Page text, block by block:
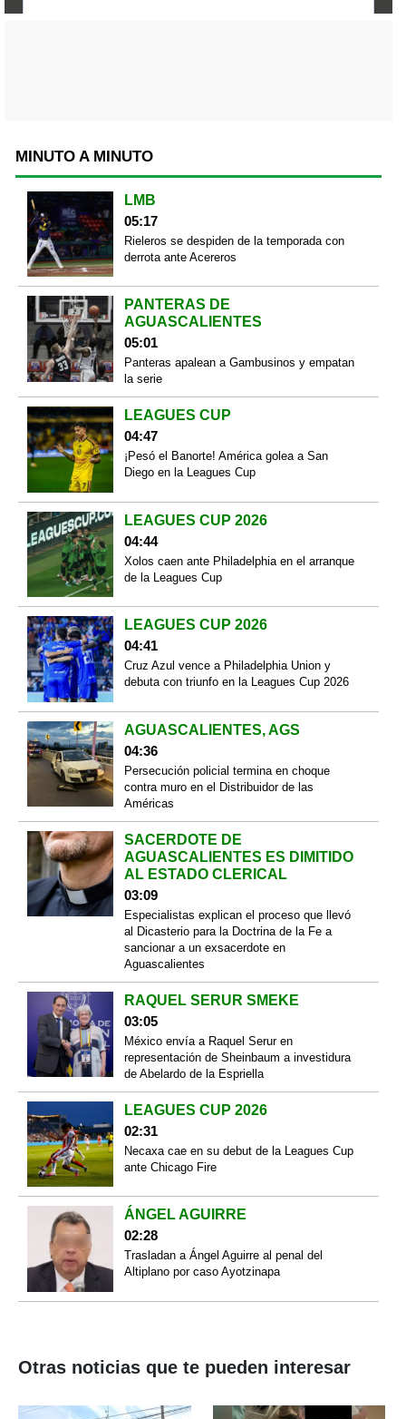
MINUTO A MINUTO
LMB
05:17
Rieleros se despiden de la temporada con
derrota ante Acereros
PANTERAS DE
AGUASCALIENTES
05:01
Panteras apalean a Gambusinos y empatan
la serie
LEAGUES CUP
04:47
¡Pesó el Banorte! América golea a San
Diego en la Leagues Cup
LEAGUES CUP 2026
04:44
Xolos caen ante Philadelphia en el arranque
de la Leagues Cup
LEAGUES CUP 2026
04:41
Cruz Azul vence a Philadelphia Union y
debuta con triunfo en la Leagues Cup 2026
AGUASCALIENTES, AGS
04:36
Persecución policial termina en choque
contra muro en el Distribuidor de las
Américas
SACERDOTE DE
AGUASCALIENTES ES DIMITIDO
AL ESTADO CLERICAL
03:09
Especialistas explican el proceso que llevó
al Dicasterio para la Doctrina de la Fe a
sancionar a un exsacerdote en
Aguascalientes
RAQUEL SERUR SMEKE
03:05
México envía a Raquel Serur en
representación de Sheinbaum a investidura
de Abelardo de la Espriella
LEAGUES CUP 2026
02:31
Necaxa cae en su debut de la Leagues Cup
ante Chicago Fire
ÁNGEL AGUIRRE
02:28
Trasladan a Ángel Aguirre al penal del
Altiplano por caso Ayotzinapa
Otras noticias que te pueden interesar